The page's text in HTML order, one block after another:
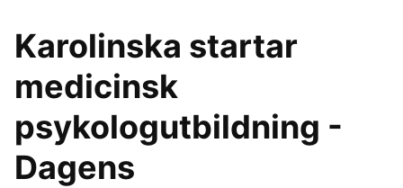
Karolinska startar
medicinsk
psykologutbildning -
Dagens